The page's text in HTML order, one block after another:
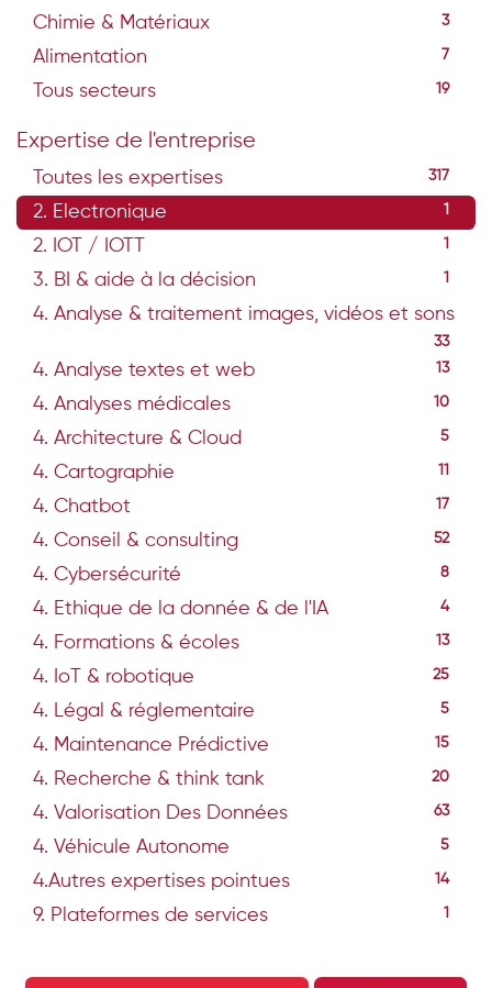
Chimie & Matériaux 3
Alimentation 7
Tous secteurs 19
Expertise de l'entreprise
Toutes les expertises 317
2. Electronique 1
2. IOT / IOTT 1
3. BI & aide à la décision 1
4. Analyse & traitement images, vidéos et sons
33
4. Analyse textes et web 13
4. Analyses médicales 10
4. Architecture & Cloud 5
4. Cartographie
4. Chatbot 17
4. Conseil & consulting 52
4. Cybersécurité 8
4. Ethique de la donnée & de l'IA 4
4. Formations & écoles 13
4. IoT & robotique 25
4. Légal & réglementaire 5
4. Maintenance Prédictive 15
4. Recherche & think tank 20
4. Valorisation Des Données 63
4. Véhicule Autonome 5
4.Autres expertises pointues 14
9. Plateformes de services